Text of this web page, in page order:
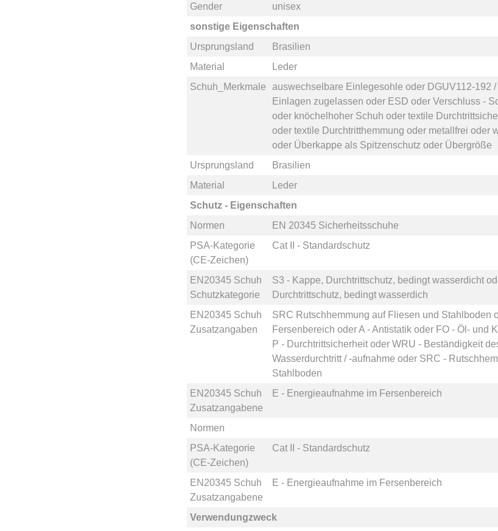
Gender
unisex
sonstige Eigenschaften
Ursprungsland
Brasilien
Material
Leder
Schuh_Merkmale
auswechselbare Einlegesohle oder DGUV112-192
Einlagen zugelassen oder ESD oder Verschluss -
oder knöchelhoher Schuh oder textile
oder textile Durchtritthemmung oder metallfrei oder
oder Überkappe als Spitzenschutz oder Übergröße
Ursprungsland
Brasilien
Material
Leder
Schutz - Eigenschaften
Normen
EN 20345 Sicherheitsschuhe
PSA-Kategorie
(CE-Zeichen)
Cat II - Standardschutz
EN20345 Schuh
Schutzkategorie
S3 - Kappe, Durchtrittschutz, bedingt wasserdicht
Durchtrittschutz, bedingt wasserdich
EN20345 Schuh
Zusatzangaben
SRC Rutschhemmung auf Fliesen und Stahlboden
Fersenbereich oderA - Antistatikoder FO - Öl- und
P - Durchtrittsicherheitoder WRU - Beständigkeit
Wasserdurchtritt / -aufnahme oder SRC -
Stahlboden
EN20345 Schuh
Zusatzangabene
E - Energieaufnahme im Fersenbereich
Normen
PSA-Kategorie
(CE-Zeichen)
Cat II - Standardschutz
EN20345 Schuh
Zusatzangabene
E - Energieaufnahme im Fersenbereich
Verwendungzweck